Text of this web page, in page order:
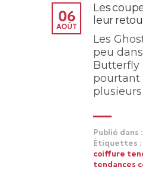
Les
leur
06
AOÛT
Les
peu
Butterfly
pourtant
Publié dans :
Étiquettes :
coiffure
tendances